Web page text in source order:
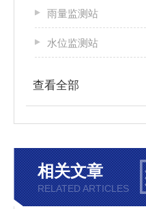
雨量监测站
水位监测站
查看全部
相关文章
RELATED ARTICLES